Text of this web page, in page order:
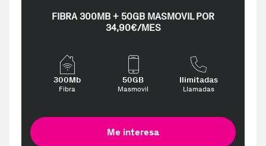
FIBRA 300MB + 50GB MASMOVIL POR
34,90€/MES
300Mb
Fibra
50GB
Masmovil
Ilimitadas
Llamadas
Me interesa